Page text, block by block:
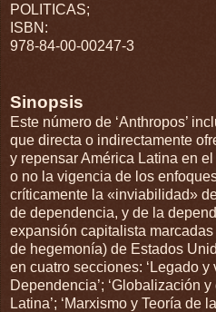
POLITICAS;
ISBN:
978-84-00-00247-3
Sinopsis
Este número de ‘Anthropos’
que directa o indirectamente
y repensar América Latina en
o no la vigencia de los
críticamente la «inviabilidad»
de dependencia, y de la
expansión capitalista
de hegemonía) de Estados
en cuatro secciones: ‘Legado
Dependencia’; ‘Globalización
Latina’; ‘Marxismo y Teoría de